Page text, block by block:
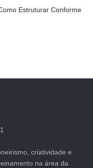
Estruturar Conforme
criatividade e
na área da